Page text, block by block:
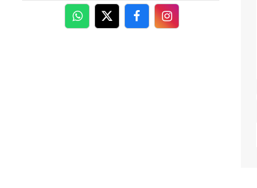
WhatsApp
TwitterFacebookFacebook